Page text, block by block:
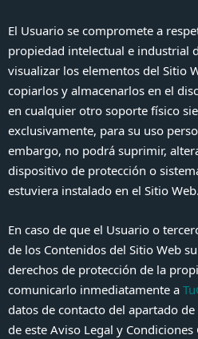
El Usuario se compromete a
propiedad intelectual e industrial
visualizar los elementos del Sitio
copiarlos y almacenarlos en el
en cualquier otro soporte físico
exclusivamente, para su uso
embargo, no podrá suprimir,
dispositivo de protección o
estuviera instalado en el Sitio Web.
En caso de que el Usuario o
de los Contenidos del Sitio Web
derechos de protección de la
comunicarlo inmediatamente a
datos de contacto del apartado de
de este Aviso Legal y Condiciones